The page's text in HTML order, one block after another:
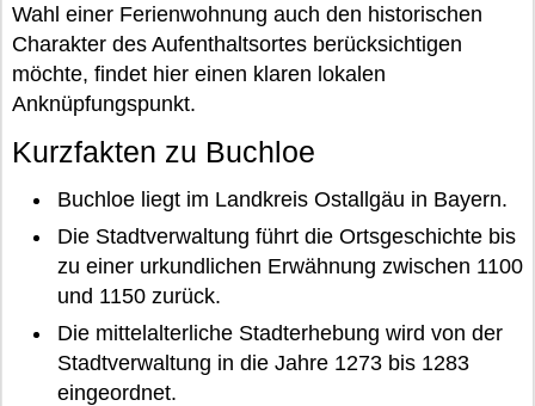
Wahl einer Ferienwohnung auch den historischen
Charakter des Aufenthaltsortes berücksichtigen
möchte, findet hier einen klaren lokalen
Anknüpfungspunkt.
Kurzfakten zu Buchloe
Buchloe liegt im Landkreis Ostallgäu in Bayern.
Die Stadtverwaltung führt die Ortsgeschichte bis
zu einer urkundlichen Erwähnung zwischen 1100
und 1150 zurück.
Die mittelalterliche Stadterhebung wird von der
Stadtverwaltung in die Jahre 1273 bis 1283
eingeordnet.